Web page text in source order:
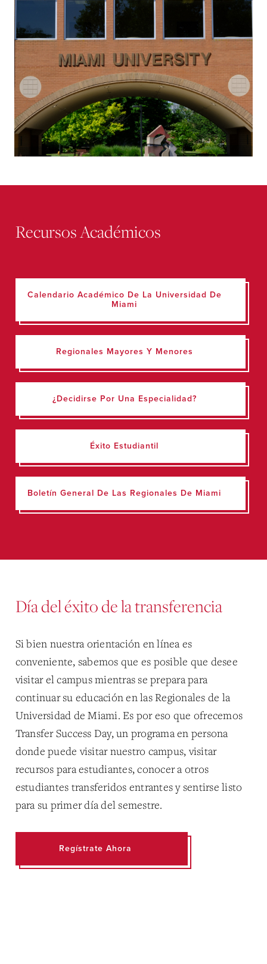
Recursos Académicos
Calendario Académico De La Universidad De
Miami
Regionales Mayores Y Menores
¿Decidirse Por Una Especialidad?
Éxito Estudiantil
Boletín General De Las Regionales De Miami
Día del éxito de la transferencia
Si bien nuestra orientación en línea es
conveniente, sabemos que es posible que desee
visitar el campus mientras se prepara para
continuar su educación en las Regionales de la
Universidad de Miami. Es por eso que ofrecemos
Transfer Success Day, un programa en persona
donde puede visitar nuestro campus, visitar
recursos para estudiantes, conocer a otros
estudiantes transferidos entrantes y sentirse listo
para su primer día del semestre.
Regístrate Ahora